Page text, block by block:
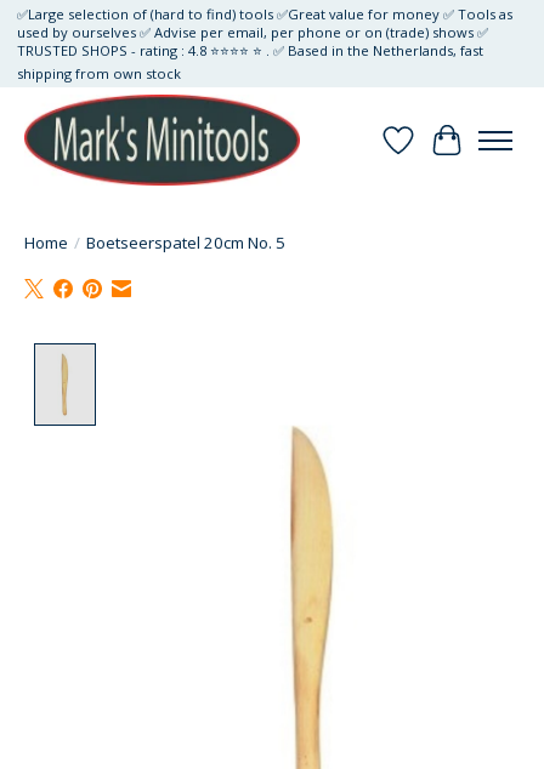
✅Large selection of (hard to find) tools ✅Great value for money ✅ Tools as
used by ourselves ✅ Advise per email, per phone or on (trade) shows ✅
TRUSTED SHOPS - rating : 4.8 ⭐⭐⭐⭐ ⭐ . ✅ Based in the Netherlands, fast
shipping from own stock
Verlanglijst
Home / Boetseerspatel 20cm No. 5